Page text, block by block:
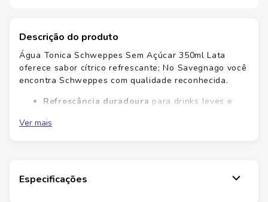
Descrição do produto
Água Tonica Schweppes Sem Açúcar 350ml Lata
oferece sabor cítrico refrescante; No Savegnago você
encontra Schweppes com qualidade reconhecida.
Refrescância duradoura para drinks leves e
Versatilidade
Qualidade Schweppes
Ver mais
Especificações